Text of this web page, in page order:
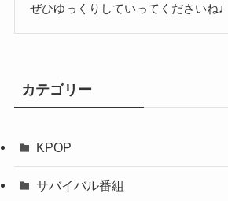
ぜひゆっくりしていってくださいね♩
カテゴリー
KPOP
サバイバル番組